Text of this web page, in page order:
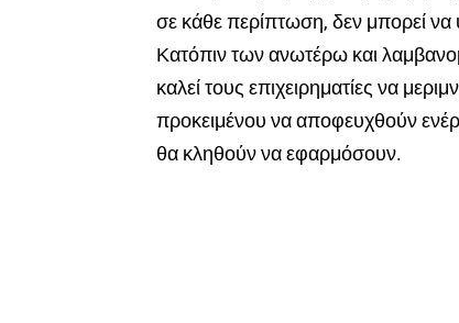
σε κάθε περίπτωση, δεν μπορεί να
Κατόπιν των ανωτέρω και
καλεί τους επιχειρηματίες να
προκειμένου να αποφευχθούν
θα κληθούν να εφαρμόσουν.